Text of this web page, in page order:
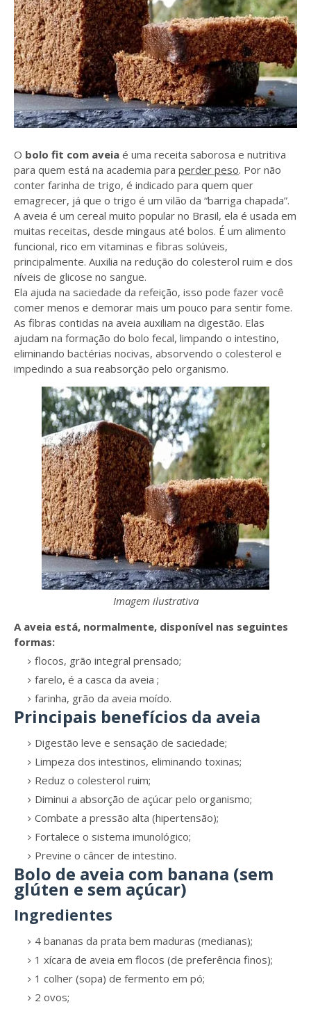
O bolo fit com aveia é uma receita saborosa e nutritiva
para quem está na academia para perder peso. Por não
conter farinha de trigo, é indicado para quem quer
emagrecer, já que o trigo é um vilão da “barriga chapada”.
A aveia é um cereal muito popular no Brasil, ela é usada em
muitas receitas, desde mingaus até bolos. É um alimento
funcional, rico em vitaminas e fibras solúveis,
principalmente. Auxilia na redução do colesterol ruim e dos
níveis de glicose no sangue.
Ela ajuda na saciedade da refeição, isso pode fazer você
comer menos e demorar mais um pouco para sentir fome.
As fibras contidas na aveia auxiliam na digestão. Elas
ajudam na formação do bolo fecal, limpando o intestino,
eliminando bactérias nocivas, absorvendo o colesterol e
impedindo a sua reabsorção pelo organismo.
Imagem ilustrativa
A aveia está, normalmente, disponível nas seguintes
formas:
flocos, grão integral prensado;
farelo, é a casca da aveia ;
farinha, grão da aveia moído.
Principais benefícios da aveia
Digestão leve e sensação de saciedade;
Limpeza dos intestinos, eliminando toxinas;
Reduz o colesterol ruim;
Diminui a absorção de açúcar pelo organismo;
Combate a pressão alta (hipertensão);
Fortalece o sistema imunológico;
Previne o câncer de intestino.
Bolo de aveia com banana (sem
glúten e sem açúcar)
Ingredientes
4 bananas da prata bem maduras (medianas);
1 xícara de aveia em flocos (de preferência finos);
1 colher (sopa) de fermento em pó;
2 ovos;